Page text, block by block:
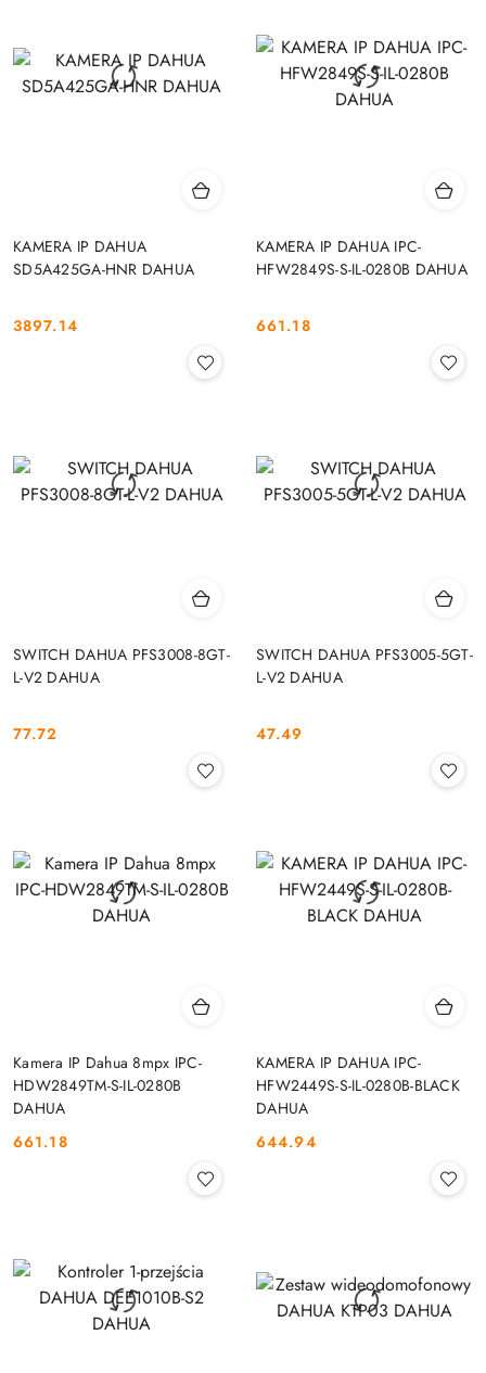
KAMERA IP DAHUA
SD5A425GA-HNR DAHUA
Cena:
3897.14
KAMERA IP DAHUA IPC-
HFW2849S-S-IL-0280B DAHUA
Cena:
661.18
SWITCH DAHUA PFS3008-8GT-
L-V2 DAHUA
Cena:
77.72
SWITCH DAHUA PFS3005-5GT-
L-V2 DAHUA
Cena:
47.49
Kamera IP Dahua 8mpx IPC-
HDW2849TM-S-IL-0280B
DAHUA
Cena:
661.18
KAMERA IP DAHUA IPC-
HFW2449S-S-IL-0280B-BLACK
DAHUA
Cena:
644.94